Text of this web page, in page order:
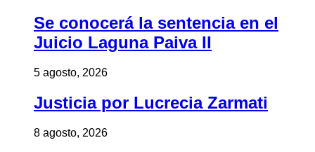
Se conocerá la sentencia en el
Juicio Laguna Paiva II
5 agosto, 2026
Justicia por Lucrecia Zarmati
8 agosto, 2026